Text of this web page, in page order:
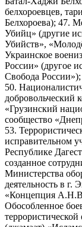
белхороевцев,
Белхороева); 47.
Убийц» (другие
Убийств»,
Украинское
России» (другое
Свобода
50.
добровольческий
«Грузинский
сообщество
53.
Республике
созданное
Министерства
деятельность в г.
«Концепция
Обособленное